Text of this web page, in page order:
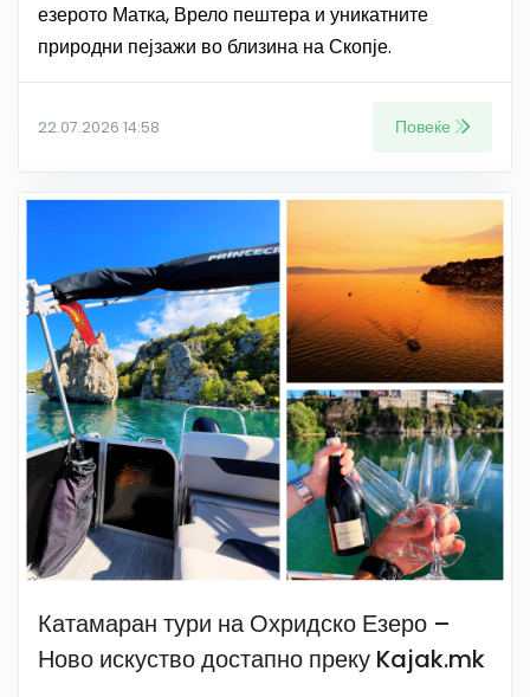
езерото Матка, Врело пештера и уникатните
природни пејзажи во близина на Скопје.
22.07.2026 14:58 Повеќе
Катамаран тури на Охридско Езеро –
Ново искуство достапно преку Kajak.mk